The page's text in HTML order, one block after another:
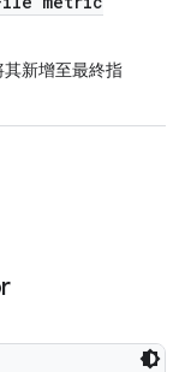
新增至最終指